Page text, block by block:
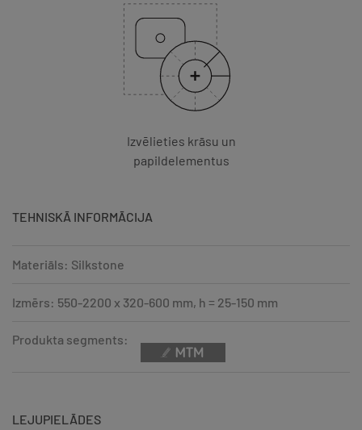
Izvēlieties krāsu un
papildelementus
TEHNISKĀ INFORMĀCIJA
Materiāls: Silkstone
Izmērs: 550-2200 x 320-600 mm, h = 25-150 mm
Produkta segments:
LEJUPIELĀDES